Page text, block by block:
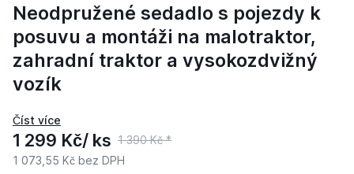
Neodpružené sedadlo s pojezdy k
posuvu a montáži na malotraktor,
zahradní traktor a vysokozdvižný
vozík
1 299 Kč/ ks 1 390 Kč *
1 073,55 Kč bez DPH